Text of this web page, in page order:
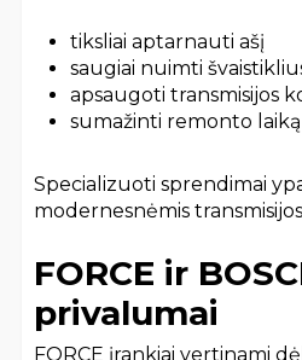
tiksliai aptarnauti ašį
saugiai nuimti
apsaugoti transmisijos
sumažinti remonto laiką
Specializuoti sprendimai
modernesnėmis
FORCE ir
privalumai
FORCE įrankiai vertinami